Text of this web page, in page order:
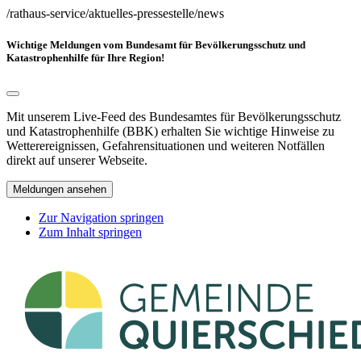
/rathaus-service/aktuelles-pressestelle/news
Wichtige Meldungen vom Bundesamt für Bevölkerungsschutz und
Katastrophenhilfe für Ihre Region!
Mit unserem Live-Feed des Bundesamtes für Bevölkerungsschutz
und Katastrophenhilfe (BBK) erhalten Sie wichtige Hinweise zu
Wetterereignissen, Gefahrensituationen und weiteren Notfällen
direkt auf unserer Webseite.
Meldungen ansehen
Zur Navigation springen
Zum Inhalt springen